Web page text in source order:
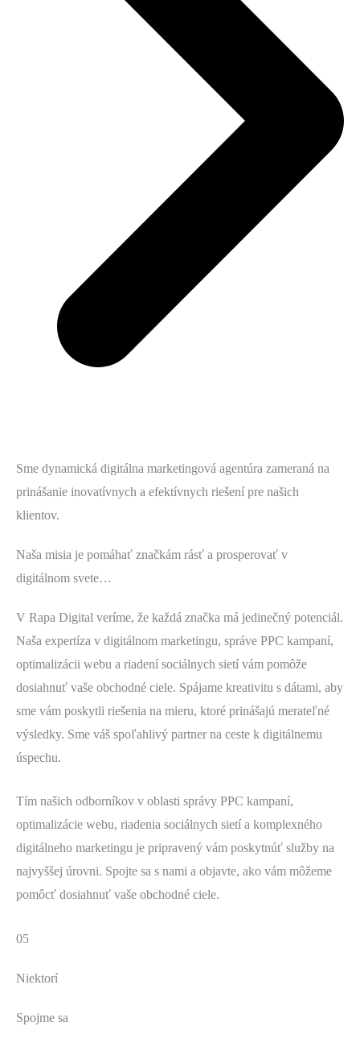
Sme dynamická digitálna marketingová agentúra zameraná na
prinášanie inovatívnych a efektívnych riešení pre našich
klientov.
Naša misia je pomáhať značkám rásť a prosperovať v
digitálnom svete…
V Rapa Digital veríme, že každá značka má jedinečný potenciál.
Naša expertíza v digitálnom marketingu, správe PPC kampaní,
optimalizácii webu a riadení sociálnych sietí vám pomôže
dosiahnuť vaše obchodné ciele. Spájame kreativitu s dátami, aby
sme vám poskytli riešenia na mieru, ktoré prinášajú merateľné
výsledky. Sme váš spoľahlivý partner na ceste k digitálnemu
úspechu.
Tím našich odborníkov v oblasti správy PPC kampaní,
optimalizácie webu, riadenia sociálnych sietí a komplexného
digitálneho marketingu je pripravený vám poskytnúť služby na
najvyššej úrovni. Spojte sa s nami a objavte, ako vám môžeme
pomôcť dosiahnuť vaše obchodné ciele.
05
Niektorí
Spojme sa